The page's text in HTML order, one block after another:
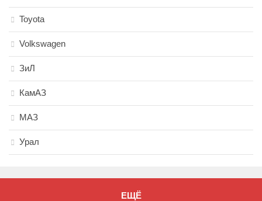
Toyota
Volkswagen
ЗиЛ
КамАЗ
МАЗ
Урал
ЕЩЁ